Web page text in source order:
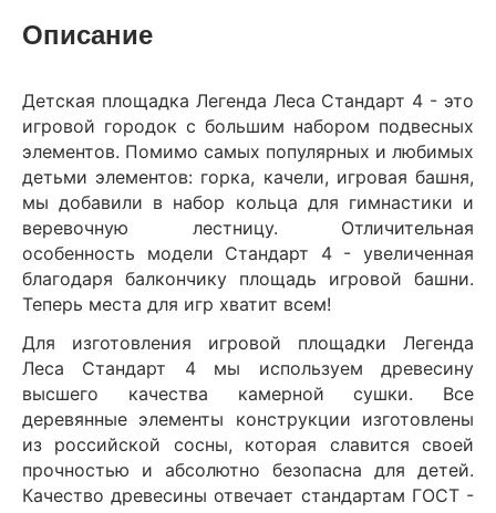
Описание
Детская площадка Легенда Леса Стандарт 4 - это
игровой городок с большим набором подвесных
элементов. Помимо самых популярных и любимых
детьми элементов: горка, качели, игровая башня,
мы добавили в набор кольца для гимнастики и
веревочную лестницу. Отличительная
особенность модели Стандарт 4 - увеличенная
благодаря балкончику площадь игровой башни.
Теперь места для игр хватит всем!
Для изготовления игровой площадки Легенда
Леса Стандарт 4 мы используем древесину
высшего качества камерной сушки. Все
деревянные элементы конструкции изготовлены
из российской сосны, которая славится своей
прочностью и абсолютно безопасна для детей.
Качество древесины отвечает стандартам ГОСТ -